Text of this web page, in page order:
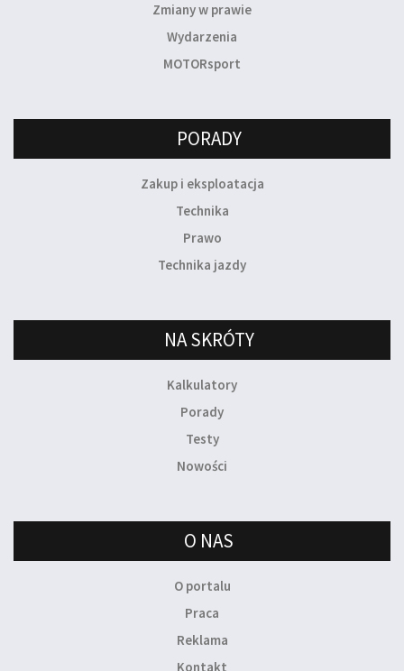
Zmiany w prawie
Wydarzenia
MOTORsport
PORADY
Zakup i eksploatacja
Technika
Prawo
Technika jazdy
NA SKRÓTY
Kalkulatory
Porady
Testy
Nowości
O NAS
O portalu
Praca
Reklama
Kontakt